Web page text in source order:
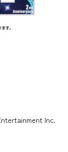
Inc.